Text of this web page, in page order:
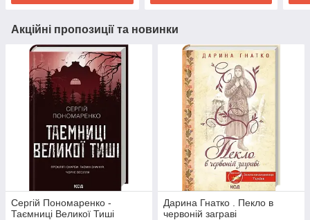
Акційні пропозиції та новинки
Сергій Пономаренко -
Таємниці Великої Тиші
Дарина Гнатко . Пекло в
червоній заграві